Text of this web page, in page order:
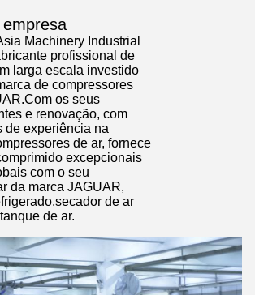
Submeter
Machinery Industrial
profissional de
larga escala investido
de compressores
os seus
e renovação, com
de experiência na
de ar, fornece
excepcionais
com o seu
da marca JAGUAR,
de ar
de ar.